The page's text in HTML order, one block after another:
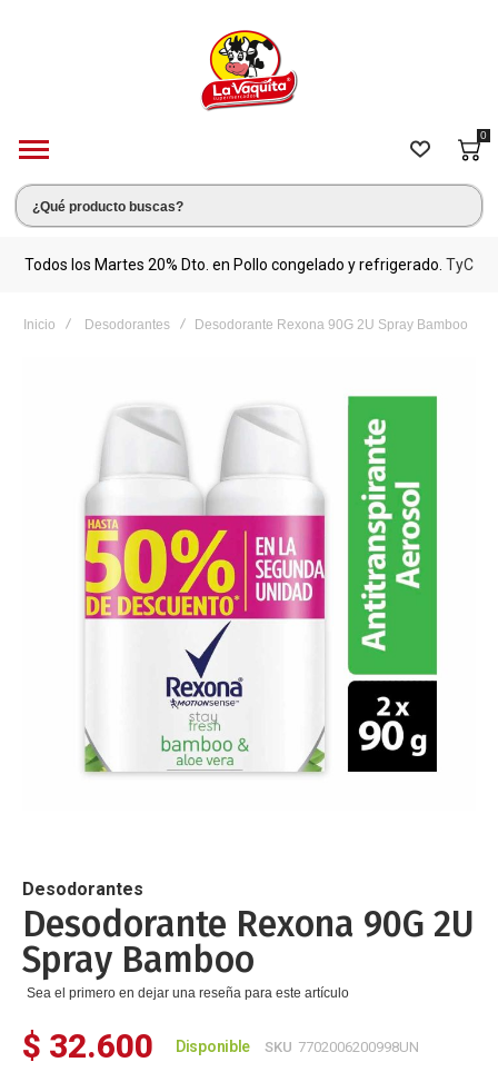
0
Todos los Martes 20% Dto. en Pollo congelado y refrigerado. TyC
Inicio Desodorantes Desodorante Rexona 90G 2U Spray Bamboo
imágenes
de
la
galería
de
imágenes
Desodorantes
Desodorante Rexona 90G 2U
Spray Bamboo
Sea el primero en dejar una reseña para este artículo
$ 32.600 Disponible SKU 7702006200998UN